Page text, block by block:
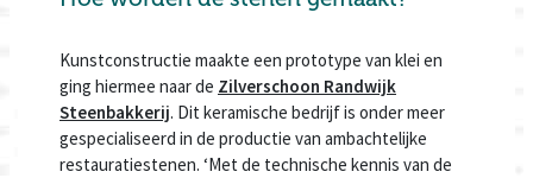
Kunstconstructie maakte een prototype van klei en
ging hiermee naar de Zilverschoon Randwijk
Steenbakkerij. Dit keramische bedrijf is onder meer
gespecialiseerd in de productie van ambachtelijke
restauratiestenen. ‘Met de technische kennis van de